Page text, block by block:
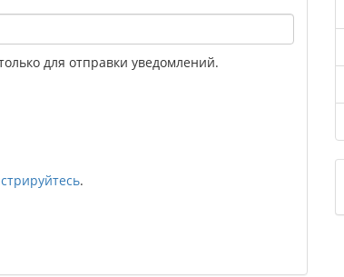
для отправки уведомлений.
.